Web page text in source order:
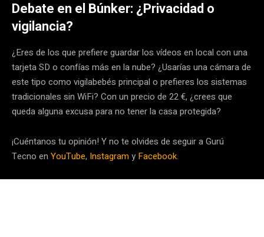
Debate en el Búnker: ¿Privacidad o
vigilancia?
¿Eres de los que prefiere guardar los vídeos en local con una
tarjeta SD o confías más en la nube? ¿Usarías una cámara de
este tipo como vigilabebés principal o prefieres los sistemas
tradicionales sin WiFi? Con un precio de 22 €, ¿crees que
queda alguna excusa para no tener la casa protegida?
¡Cuéntanos tu opinión! Y no te olvides de seguir a Gurú
Tecno en YouTube, Instagramy Facebook.